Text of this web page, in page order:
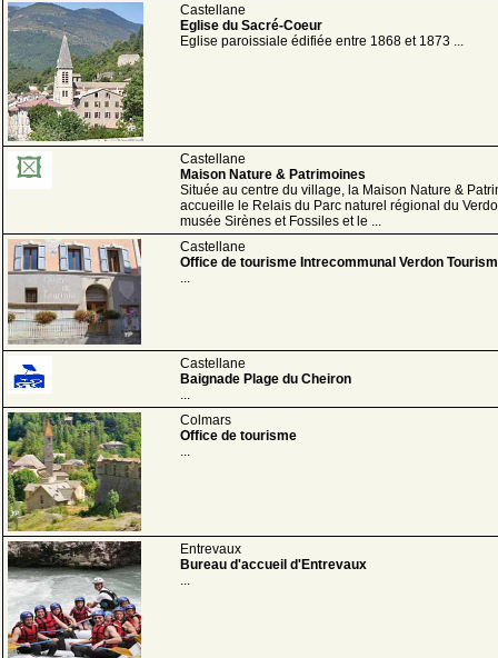
Castellane
Eglise du Sacré-Coeur
Eglise paroissiale édifiée entre 1868 et 1873 ...
Castellane
Maison Nature & Patrimoines
Située au centre du village, la Maison Nature &
accueille le Relais du Parc naturel régional du
musée Sirènes et Fossiles et le ...
Castellane
Office de tourisme Intrecommunal Verdon
...
Castellane
Baignade Plage du Cheiron
...
Colmars
Office de tourisme
...
Entrevaux
Bureau d'accueil d'Entrevaux
...